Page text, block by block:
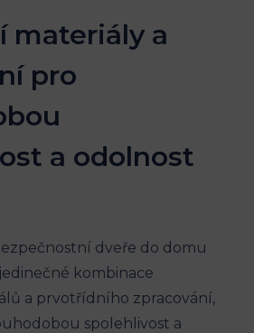
materiály a
pro
a odolnost
dveře do domu
kombinace
a prvotřídního zpracování,
spolehlivost a